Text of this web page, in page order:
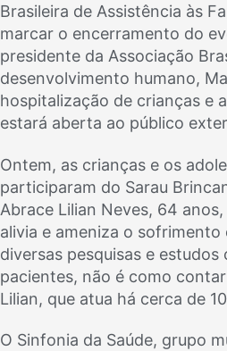
Brasileira de Assistência às
marcar o encerramento do
presidente da Associação
desenvolvimento humano,
hospitalização de crianças e
estará aberta ao público
Ontem, as crianças e os
participaram do Sarau
Abrace Lilian Neves, 64
alivia e ameniza o
diversas pesquisas e
pacientes, não é como
Lilian, que atua há cerca de
O Sinfonia da Saúde, grupo